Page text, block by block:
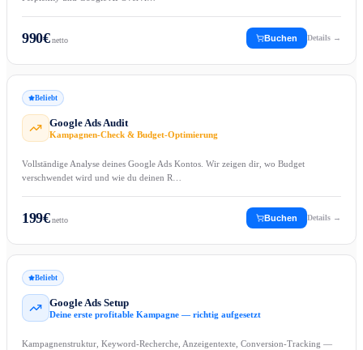
990€netto Buchen Details →
Beliebt
Google Ads Audit
Kampagnen-Check & Budget-Optimierung
Vollständige Analyse deines Google Ads Kontos. Wir zeigen dir, wo Budget
verschwendet wird und wie du deinen R…
199€netto Buchen Details →
Beliebt
Google Ads Setup
Deine erste profitable Kampagne — richtig aufgesetzt
Kampagnenstruktur, Keyword-Recherche, Anzeigentexte, Conversion-Tracking —